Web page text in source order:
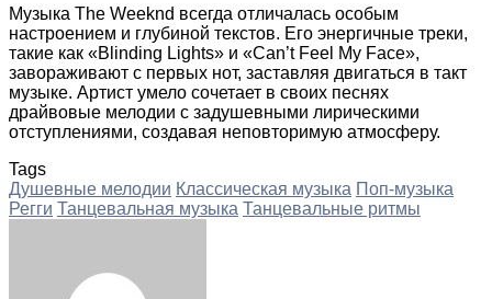
Музыка The Weeknd всегда отличалась особым
настроением и глубиной текстов. Его энергичные треки,
такие как «Blinding Lights» и «Can’t Feel My Face»,
завораживают с первых нот, заставляя двигаться в такт
музыке. Артист умело сочетает в своих песнях
драйвовые мелодии с задушевными лирическими
отступлениями, создавая неповторимую атмосферу.
Tags
Душевные мелодии Классическая музыка Поп-музыка
Регги Танцевальная музыка Танцевальные ритмы